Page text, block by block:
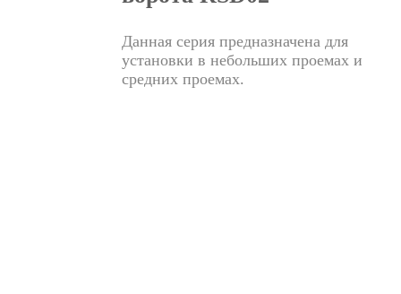
Данная серия предназначена для
установки в небольших проемах и
средних проемах.